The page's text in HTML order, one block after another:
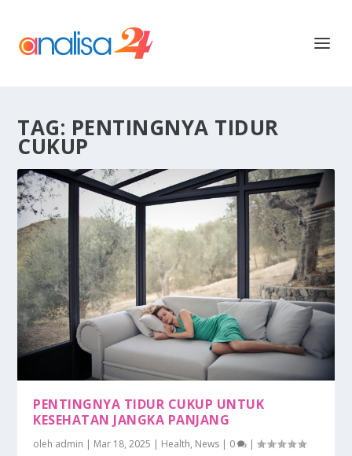
TAG: PENTINGNYA TIDUR
CUKUP
PENTINGNYA TIDUR CUKUP UNTUK
KESEHATAN JANGKA PANJANG
oleh admin | Mar 18, 2025 | Health, News | 0 |